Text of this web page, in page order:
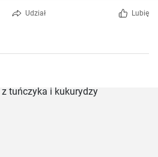
Udział Lubię